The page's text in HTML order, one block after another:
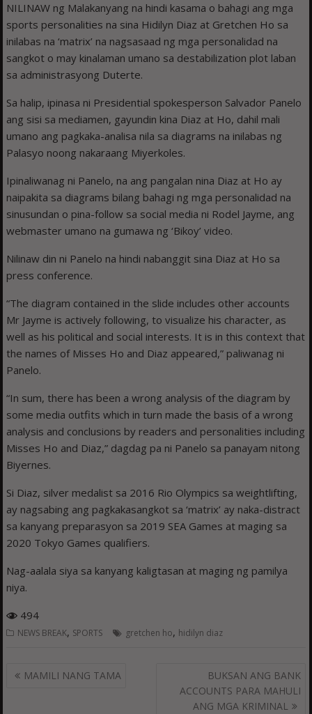
NILINAW ng Malakanyang na hindi kasama o bahagi ang mga
sports personalities na sina Hidilyn Diaz at Gretchen Ho sa
inilabas na ‘matrix’ na nagsasaad ng mga personalidad na
sangkot o may kinalaman umano sa destabilization plot laban
sa administrasyong Duterte.
Sa halip, ipinasa ni Presidential spokesperson Salvador Panelo
ang sisi sa mediamen, gayundin kina Diaz at Ho, dahil mali
umano ang pagkaka-analisa nila sa diagrams na inilabas ng
Palasyo noong nakaraang Miyerkoles.
Ipinaliwanag ni Panelo, na ang pangalan nina Diaz at Ho ay
naipakita sa diagrams bilang bahagi ng mga personalidad na
sinusundan o pina-follow sa social media ni Rodel Jayme, ang
webmaster umano na gumawa ng ‘Bikoy’ video.
Nilinaw din ni Panelo na hindi nabanggit sina Diaz at Ho sa
press conference.
“The diagram contained in the slide includes other accounts
Mr Jayme is actively following, to visualize his character, as
well as his political and social interests. It is in this context that
the names of Misses Ho and Diaz appeared,” paliwanag ni
Panelo.
“In sum, there has been a wrong analysis of the diagram by
some media outfits which in turn made the basis of a wrong
analysis and conclusions by readers and personalities including
Misses Ho and Diaz,” dagdag pa ni Panelo sa panayam nitong
Biyernes.
Si Diaz, silver medalist sa 2016 Rio Olympics sa weightlifting,
ay nagsabing ang pagkakasangkot sa ‘matrix’ ay naka-distract
sa kanyang preparasyon sa 2019 SEA Games at maging sa
2020 Tokyo Games qualifiers.
Nag-aalala siya sa kanyang kaligtasan at maging ng pamilya
niya.
494
NEWS BREAK, SPORTS gretchen ho, hidilyn diaz
Post
MAMILI NANG TAMA
BUKSAN ANG BANK
ACCOUNTS PARA MAHULI
ANG MGA KRIMINAL